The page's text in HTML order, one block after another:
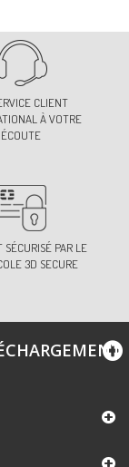
CLIENT
À VOTRE
ÉCOUTE
SÉCURISÉ PAR LE
3D SECURE